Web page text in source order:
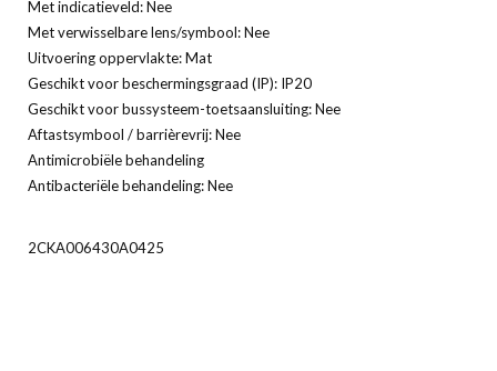
Met indicatieveld: Nee
Met verwisselbare lens/symbool: Nee
Uitvoering oppervlakte: Mat
Geschikt voor beschermingsgraad (IP): IP20
Geschikt voor bussysteem-toetsaansluiting: Nee
Aftastsymbool / barrièrevrij: Nee
Antimicrobiële behandeling
Antibacteriële behandeling: Nee
2CKA006430A0425